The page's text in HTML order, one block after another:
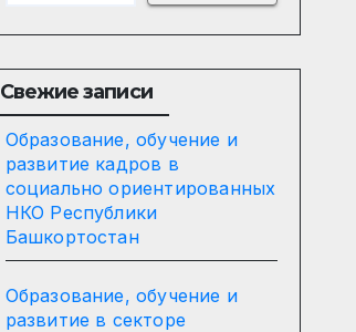
Свежие записи
Образование, обучение и
развитие кадров в
социально ориентированных
НКО Республики
Башкортостан
Образование, обучение и
развитие в секторе